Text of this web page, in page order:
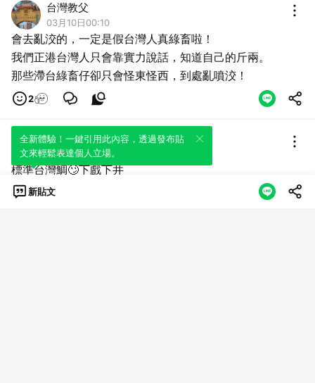
台灣教父
03月10日00:10
會去亂洨的，一定是假台灣人真綠畜啦！
我們正港台灣人只會靠實力說話，知道自己的斤兩。
那些滯台綠畜仔卻只會怪東怪西，到處亂噴洨！
2
yc
03月10日00:09
標準台灣鯛🙄下戲下井
新貼文
全新體驗！一鍵引用此內容，透過發布貼
文來輕鬆表達個人立場。